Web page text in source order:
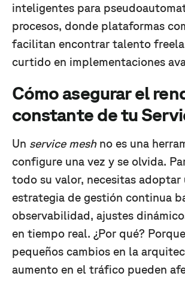
inteligentes para
procesos, donde plataformas
facilitan encontrar talento
curtido en implementaciones
Cómo asegurar el
constante de tu
Un service meshno es una
configure una vez y se olvida.
todo su valor, necesitas adoptar
estrategia de gestión continua
observabilidad, ajustes
en tiempo real. ¿Por qué?
pequeños cambios en la
aumento en el tráfico pueden